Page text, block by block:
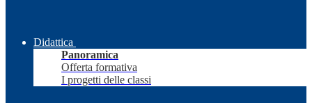
Didattica
Panoramica
Offerta formativa
I progetti delle classi